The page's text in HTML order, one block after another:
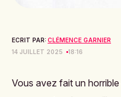
ECRIT PAR: CLÉMENCE GARNIER
14 JUILLET 2025
18:16
Vous avez fait un